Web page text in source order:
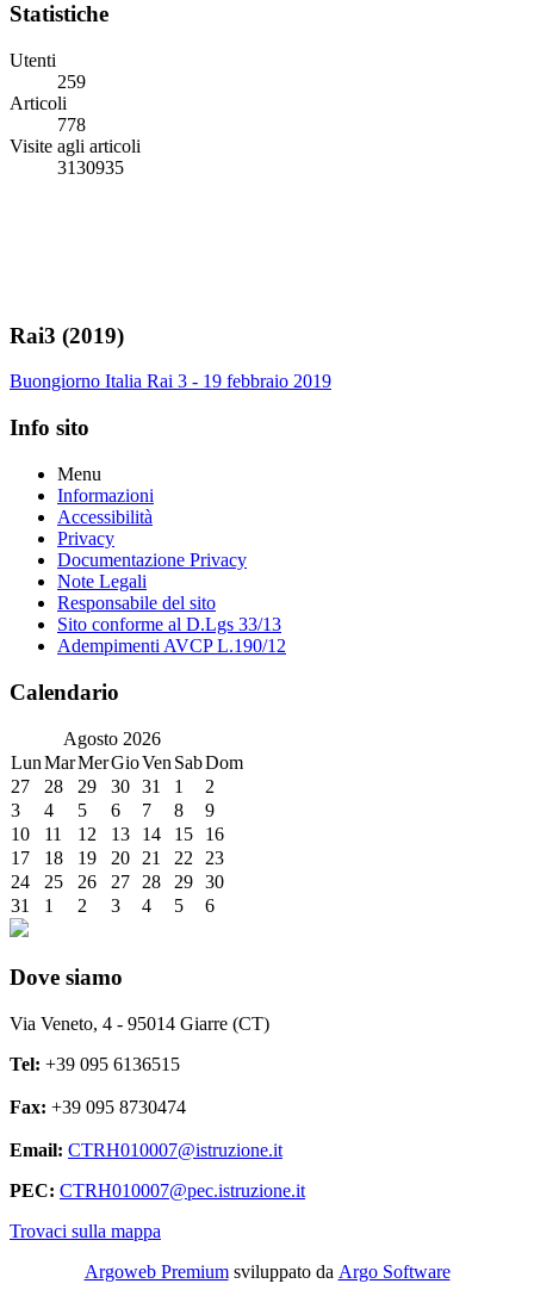
Statistiche
Utenti
259
Articoli
778
Visite agli articoli
3130935
Rai3 (2019)
Buongiorno Italia Rai 3 - 19 febbraio 2019
Info sito
Menu
Informazioni
Accessibilità
Privacy
Documentazione Privacy
Note Legali
Responsabile del sito
Sito conforme al D.Lgs 33/13
Adempimenti AVCP L.190/12
Calendario
Agosto 2026
LunMarMerGioVen SabDom
27
28 29 30 31 1
2
3
4 5 6 7 8
9
10
11 12 13 14 15
16
17
18 19 20 21 22
23
24
25 26 27 28 29 30
31
1 2 3 4 5 6
Dove siamo
Via Veneto, 4 - 95014 Giarre (CT)
Tel: +39 095 6136515
Fax: +39 095 8730474
Email: CTRH010007@istruzione.it
PEC: CTRH010007@pec.istruzione.it
Trovaci sulla mappa
Argoweb Premiumsviluppato da Argo Software